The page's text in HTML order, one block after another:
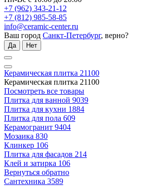
+7 (962) 343-21-12
+7 (812) 985-58-85
info@ceramic-center.ru
Ваш город Санкт-Петербург, верно?
Да Нет
Керамическая плитка 21100
Керамическая плитка 21100
Посмотреть все товары
Плитка для ванной 9039
Плитка для кухни 1884
Плитка для пола 609
Керамогранит 9404
Мозаика 830
Клинкер 106
Плитка для фасадов 214
Клей и затирка 106
Вернуться обратно
Сантехника 3589